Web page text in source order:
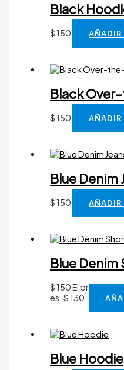
Black
$150 AÑADIR
Black
$150 AÑADIR
Blue Denim
$150 AÑADIR
Blue Denim
$150El precio
es: $ 130.
Blue Hoodie